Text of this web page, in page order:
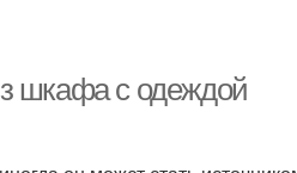
шкафа с одеждой